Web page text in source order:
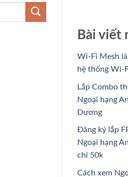
Bài viết
Wi-Fi Mesh
hệ thống Wi-
Lắp Combo
Ngoại hạng
Dương
Đăng ký lắp
Ngoại hạng
chỉ 50k
Cách xem